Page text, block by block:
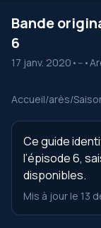
Bande
6
17 janv. 2020 • -- •
Accueil/arès/
Ce guide
l’épisode 6,
disponibles.
Mis à jour le 13